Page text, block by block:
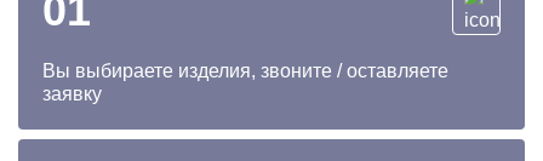
01
Вы выбираете изделия, звоните / оставляете
заявку